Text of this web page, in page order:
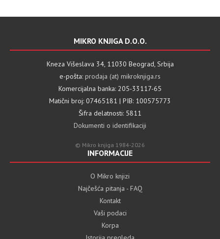
MIKRO KNJIGA D.O.O.
Kneza Višeslava 34, 11030 Beograd, Srbija
e-pošta: prodaja (at) mikroknjiga.rs
Komercijalna banka: 205-33117-65
Matični broj: 07465181 | PIB: 100575773
Šifra delatnosti: 5811
Dokumenti o identifikaciji
© Mikro knjiga 1984-2026
INFORMACIJE
O Mikro knjizi
Najčešća pitanja - FAQ
Kontakt
Vaši podaci
Korpa